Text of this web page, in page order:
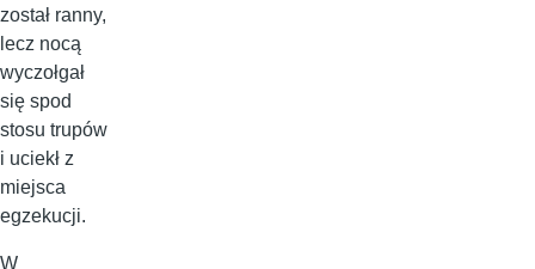
został ranny,
lecz nocą
wyczołgał
się spod
stosu trupów
i uciekł z
miejsca
egzekucji.
W